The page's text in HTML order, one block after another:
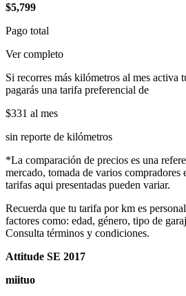
$5,799
Pago total
Ver completo
Si recorres más kilómetros al mes activa
pagarás una tarifa preferencial de
$331 al mes
sin reporte de kilómetros
*La comparación de precios es una
mercado, tomada de varios compradores
tarifas aqui presentadas pueden variar.
Recuerda que tu tarifa por km es
factores como: edad, género, tipo de
Consulta términos y condiciones.
Attitude SE 2017
miituo